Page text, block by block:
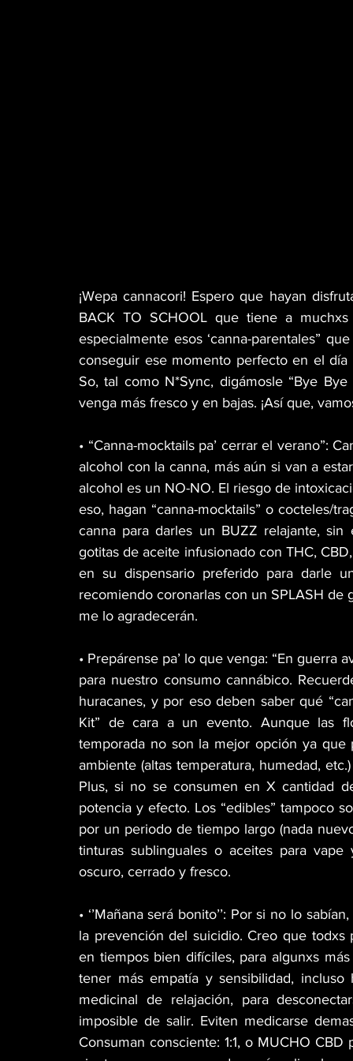
¡Wepa cannacori! Espero que hayan
BACK TO SCHOOL que tiene a
especialmente esos ‘canna-parentales”
conseguir ese momento perfecto en el
So, tal como N*Sync, digámosle “Bye
venga más fresco y en bajas. ¡Así que,
• “Canna-mocktails pa’ cerrar el verano”:
alcohol con la canna, más aún si van a
alcohol es un NO-NO. El riesgo de
eso, hagan “canna-mocktails” o cocteles/
canna para darles un BUZZ relajante,
gotitas de aceite infusionado con THC,
en su dispensario preferido para darle
recomiendo coronarlas con un SPLASH
me lo agradecerán.
• Prepárense pa’ lo que venga: “En guerra
para nuestro consumo cannábico.
huracanes, y por eso deben saber qué
Kit” de cara a un evento. Aunque las
temporada no son la mejor opción ya
ambiente (altas temperatura, humedad,
Plus, si no se consumen en X cantidad
potencia y efecto. Los “edibles” tampoco
por un periodo de tiempo largo (nada
tinturas sublinguales o aceites para
oscuro, cerrado y fresco.
• ‘’Mañana será bonito’’: Por si no lo
la prevención del suicidio. Creo que
en tiempos bien difíciles, para algunxs
tener más empatía y sensibilidad,
medicinal de relajación, para
imposible de salir. Eviten medicarse
Consuman consciente: 1:1, o MUCHO